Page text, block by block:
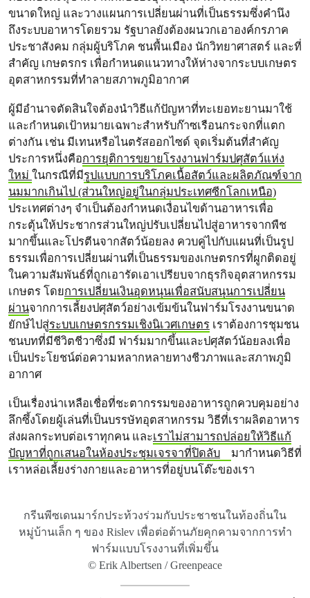
ขนาดใหญ่ และวางแผนการเปลี่ยนผ่านที่เป็นธรรมซึ่งคํานึง
ถึงระบบอาหารโดยรวม รัฐบาลยังต้องผนวกเอาองค์กรภาค
ประชาสังคม กลุ่มผู้บริโภค ชนพื้นเมือง นักวิทยาศาสตร์ และที่
สำคัญ เกษตรกร เพื่อกําหนดแนวทางให้ห่างจากระบบเกษตร
อุตสาหกรรมที่ทําลายสภาพภูมิอากาศ
ผู้มีอํานาจตัดสินใจต้องนําวิธีแก้ปัญหาที่ทะเยอทะยานมาใช้
และกําหนดเป้าหมายเฉพาะสําหรับก๊าซเรือนกระจกที่แตก
ต่างกัน เช่น มีเทนหรือไนตรัสออกไซด์ จุดเริ่มต้นที่สําคัญ
ประการหนึ่งคือการยุติการขยายโรงงานฟาร์มปศุสัตว์แห่ง
ใหม่ ในกรณีที่มีรูปแบบการบริโภคเนื้อสัตว์และผลิตภัณฑ์จาก
นมมากเกินไป (ส่วนใหญ่อยู่ในกลุ่มประเทศซีกโลกเหนือ)
ประเทศต่างๆ จําเป็นต้องกําหนดเงื่อนไขด้านอาหารเพื่อ
กระตุ้นให้ประชากรส่วนใหญ่ปรับเปลี่ยนไปสู่อาหารจากพืช
มากขึ้นและโปรตีนจากสัตว์น้อยลง ควบคู่ไปกับแผนที่เป็นรูป
ธรรมเพื่อการเปลี่ยนผ่านที่เป็นธรรมของเกษตรกรที่ผูกติดอยู่
ในความสัมพันธ์ที่ถูกเอารัดเอาเปรียบจากธุรกิจอุตสาหกรรม
เกษตร โดยการเปลี่ยนเงินอุดหนุนเพื่อสนับสนุนการเปลี่ยน
ผ่านจากการเลี้ยงปศุสัตว์อย่างเข้มข้นในฟาร์มโรงงานขนาด
ยักษ์ไปสู่ระบบเกษตรกรรมเชิงนิเวศเกษตร เราต้องการชุมชน
ชนบทที่มีชีวิตชีวาซึ่งมี ฟาร์มมากขึ้นและปศุสัตว์น้อยลงเพื่อ
เป็นประโยชน์ต่อความหลากหลายทางชีวภาพและสภาพภูมิ
อากาศ
เป็นเรื่องน่าเหลือเชื่อที่ชะตากรรมของอาหารถูกควบคุมอย่าง
ลึกซึ้งโดยผู้เล่นที่เป็นบรรษัทอุตสาหกรรม วิธีที่เราผลิตอาหาร
ส่งผลกระทบต่อเราทุกคน และเราไม่สามารถปล่อยให้วิธีแก้
ปัญหาที่ถูกเสนอในห้องประชุมเจรจาที่ปิดลับ
มากําหนดวิธีที่
เราหล่อเลี้ยงร่างกายและอาหารที่อยู่บนโต๊ะของเรา
กรีนพีซเดนมาร์กประท้วงร่วมกับประชาชนในท้องถิ่นใน
หมู่บ้านเล็ก ๆ ของ Rislev เพื่อต่อต้านภัยคุกคามจากการทํา
ฟาร์มแบบโรงงานที่เพิ่มขึ้น
© Erik Albertsen / Greenpeace